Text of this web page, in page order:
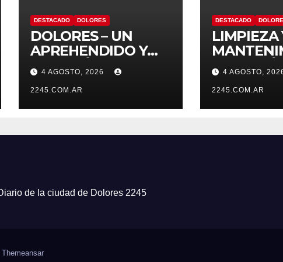
DESTACADO DOLORES
DOLORES – UN
APREHENDIDO Y
UN VEHÍCULO
SECUESTRADO
TRAS DISPAROS Y
AMENAZAS
4 AGOSTO, 2026
2245.COM.AR
DESTACADO
LIMPIEZA
ZANJEO EN
CIUDAD
4 AGOSTO,
2245.COM.AR
de la ciudad de Dolores 2245
Themeansar